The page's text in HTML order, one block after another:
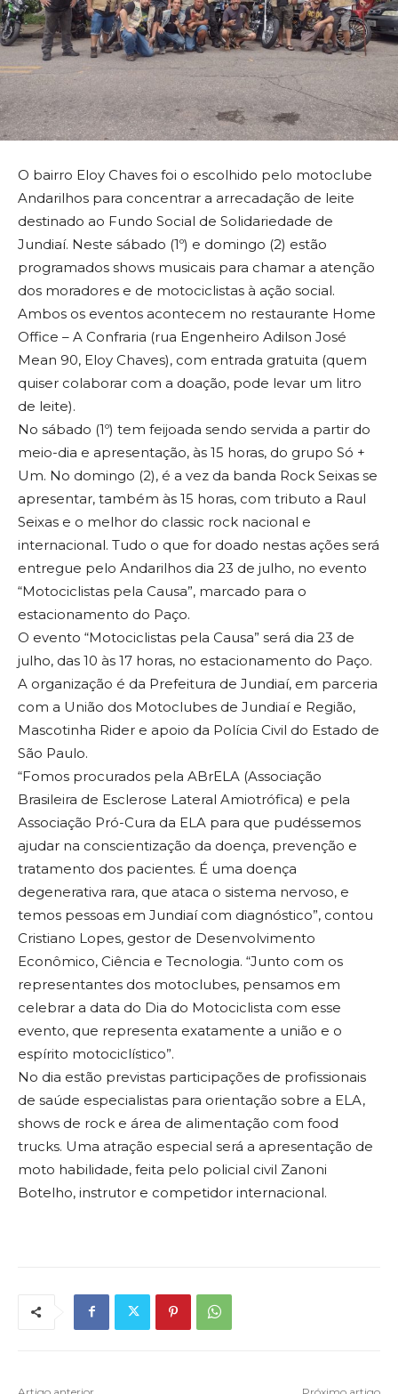
O bairro Eloy Chaves foi o escolhido pelo motoclube
Andarilhos para concentrar a arrecadação de leite
destinado ao Fundo Social de Solidariedade de
Jundiaí. Neste sábado (1º) e domingo (2) estão
programados shows musicais para chamar a atenção
dos moradores e de motociclistas à ação social.
Ambos os eventos acontecem no restaurante Home
Office – A Confraria (rua Engenheiro Adilson José
Mean 90, Eloy Chaves), com entrada gratuita (quem
quiser colaborar com a doação, pode levar um litro
de leite).
No sábado (1º) tem feijoada sendo servida a partir do
meio-dia e apresentação, às 15 horas, do grupo Só +
Um. No domingo (2), é a vez da banda Rock Seixas se
apresentar, também às 15 horas, com tributo a Raul
Seixas e o melhor do classic rock nacional e
internacional. Tudo o que for doado nestas ações será
entregue pelo Andarilhos dia 23 de julho, no evento
“Motociclistas pela Causa”, marcado para o
estacionamento do Paço.
O evento “Motociclistas pela Causa” será dia 23 de
julho, das 10 às 17 horas, no estacionamento do Paço.
A organização é da Prefeitura de Jundiaí, em parceria
com a União dos Motoclubes de Jundiaí e Região,
Mascotinha Rider e apoio da Polícia Civil do Estado de
São Paulo.
“Fomos procurados pela ABrELA (Associação
Brasileira de Esclerose Lateral Amiotrófica) e pela
Associação Pró-Cura da ELA para que pudéssemos
ajudar na conscientização da doença, prevenção e
tratamento dos pacientes. É uma doença
degenerativa rara, que ataca o sistema nervoso, e
temos pessoas em Jundiaí com diagnóstico”, contou
Cristiano Lopes, gestor de Desenvolvimento
Econômico, Ciência e Tecnologia. “Junto com os
representantes dos motoclubes, pensamos em
celebrar a data do Dia do Motociclista com esse
evento, que representa exatamente a união e o
espírito motociclístico”.
No dia estão previstas participações de profissionais
de saúde especialistas para orientação sobre a ELA,
shows de rock e área de alimentação com food
trucks. Uma atração especial será a apresentação de
moto habilidade, feita pelo policial civil Zanoni
Botelho, instrutor e competidor internacional.